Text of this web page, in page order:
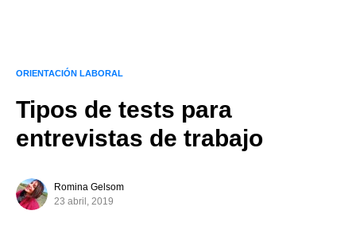
ORIENTACIÓN LABORAL
Tipos de tests para
entrevistas de trabajo
Romina Gelsom
23 abril, 2019